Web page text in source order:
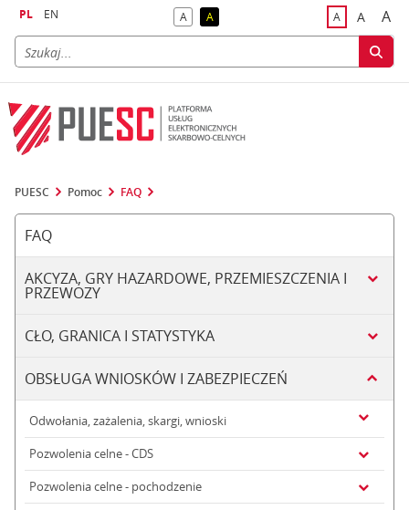
PL EN Akontrast domyślny
Akontrast żółty tekst na czarnym tle
Adomyślna
A A
PUESC Pomoc FAQ
FAQ
AKCYZA, GRY HAZARDOWE, PRZEMIESZCZENIA I
PRZEWOZY
CŁO, GRANICA I STATYSTYKA
OBSŁUGA WNIOSKÓW I ZABEZPIECZEŃ
Odwołania, zażalenia, skargi, wnioski
Pozwolenia celne - CDS
Pozwolenia celne - pochodzenie